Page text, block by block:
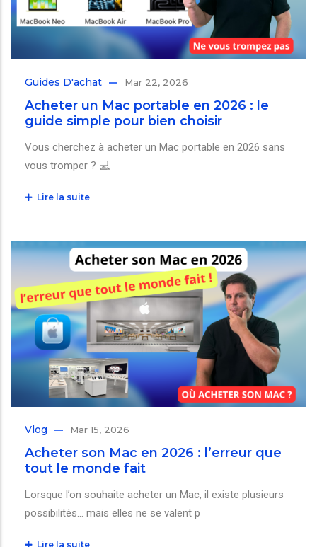
Guides D'achat Mar 22, 2026
Acheter un Mac portable en 2026 : le
guide simple pour bien choisir
Vous cherchez à acheter un Mac portable en 2026 sans
vous tromper ? 💻
Lire la suite
Vlog Mar 15, 2026
Acheter son Mac en 2026 : l’erreur que
tout le monde fait
Lorsque l’on souhaite acheter un Mac, il existe plusieurs
possibilités… mais elles ne se valent p
Lire la suite